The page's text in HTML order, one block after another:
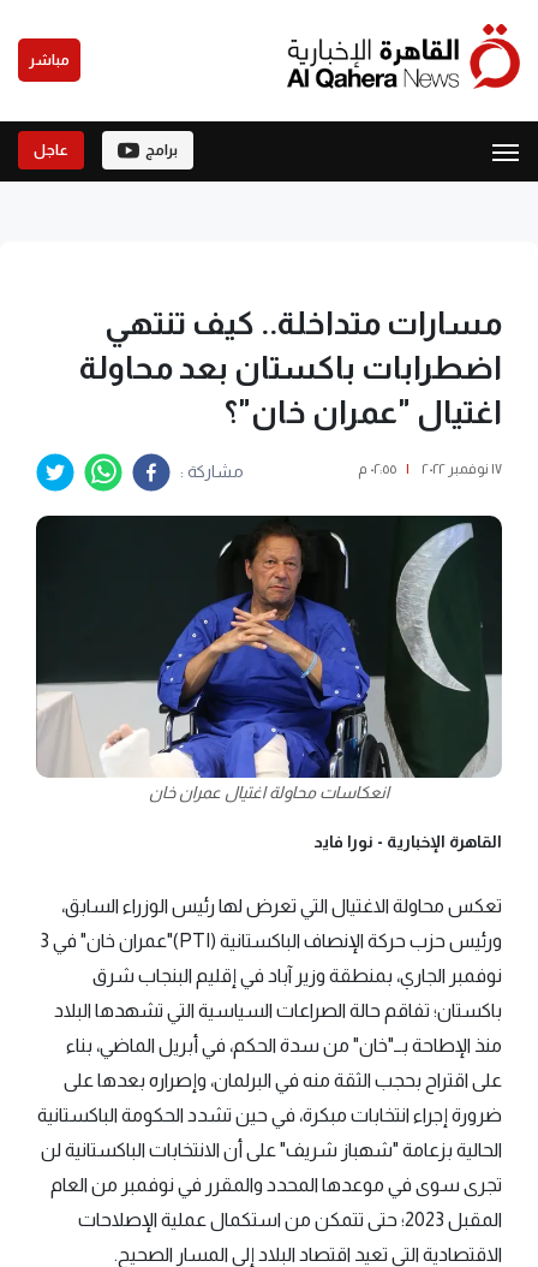
مباشر
برامج عاجل
مسارات متداخلة.. كيف تنتهي
اضطرابات باكستان بعد محاولة
اغتيال "عمران خان"؟
١٧ نوفمبر ٢٠٢٢ | ٠٢:٥٥ م مشاركة :
انعكاسات محاولة اغتيال عمران خان
القاهرة الإخبارية - نورا فايد
تعكس محاولة الاغتيال التي تعرض لها رئيس الوزراء السابق،
ورئيس حزب حركة الإنصاف الباكستانية (PTI)"عمران خان" في 3
نوفمبر الجاري، بمنطقة وزير آباد في إقليم البنجاب شرق
باكستان؛ تفاقم حالة الصراعات السياسية التي تشهدها البلاد
منذ الإطاحة بــ"خان" من سدة الحكم، في أبريل الماضي، بناء
على اقتراح بحجب الثقة منه في البرلمان، وإصراره بعدها على
ضرورة إجراء انتخابات مبكرة، في حين تشدد الحكومة الباكستانية
الحالية بزعامة "شهباز شريف" على أن الانتخابات الباكستانية لن
تجرى سوى في موعدها المحدد والمقرر في نوفمبر من العام
المقبل 2023؛ حتى تتمكن من استكمال عملية الإصلاحات
الاقتصادية التي تعيد اقتصاد البلاد إلى المسار الصحيح.